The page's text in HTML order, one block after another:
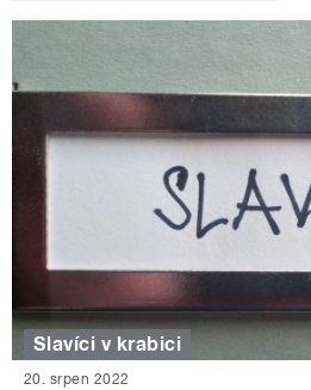
Slavíci v krabici
20. srpen 2022